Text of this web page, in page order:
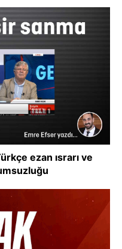
ezan ısrarı ve